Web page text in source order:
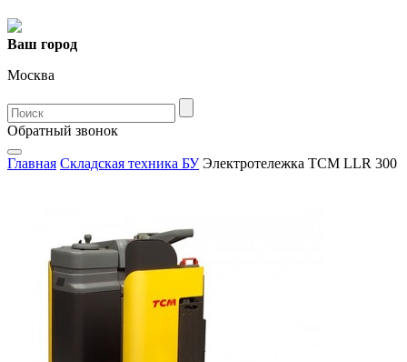
Ваш город
Москва
Oбратный звонок
Главная Складская техника БУЭлектротележка TCM LLR 300